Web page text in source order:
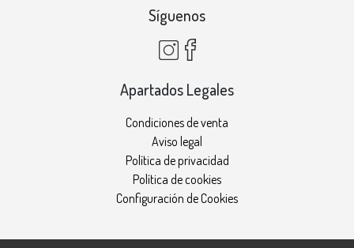
Síguenos
Apartados Legales
Condiciones de venta
Aviso legal
Política de privacidad
Política de cookies
Configuración de Cookies